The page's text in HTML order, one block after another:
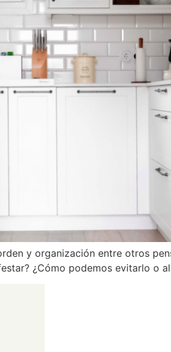
y organización entre otros
¿Cómo podemos evitarlo o